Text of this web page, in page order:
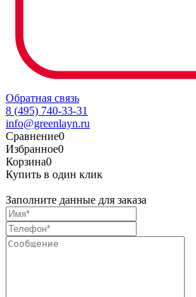
Обратная связь
8 (495) 740-33-31
info@greenlayn.ru
Сравнение0
Избранное0
Корзина0
Купить в один клик
Заполните данные для заказа